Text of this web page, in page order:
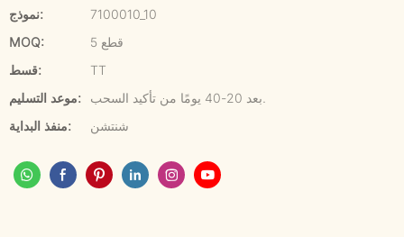
نموذج:
7100010_10
MOQ:
5 قطع
قسط:
TT
موعد التسليم:
منفذ البداية:
شنتشن